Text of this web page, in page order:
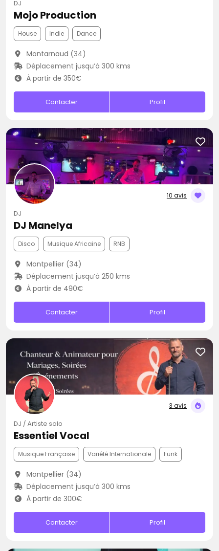
DJ
Mojo Production
House Indie Dance
Montarnaud (34)
Déplacement jusqu’à 300 kms
À partir de 350€
Contacter Profil
10 avis
DJ
DJ Manelya
Disco Musique Africaine RNB
Montpellier (34)
Déplacement jusqu’à 250 kms
À partir de 490€
Contacter Profil
3 avis
DJ / Artiste solo
Essentiel Vocal
Musique Française Variété Internationale Funk
Montpellier (34)
Déplacement jusqu’à 300 kms
À partir de 300€
Contacter Profil